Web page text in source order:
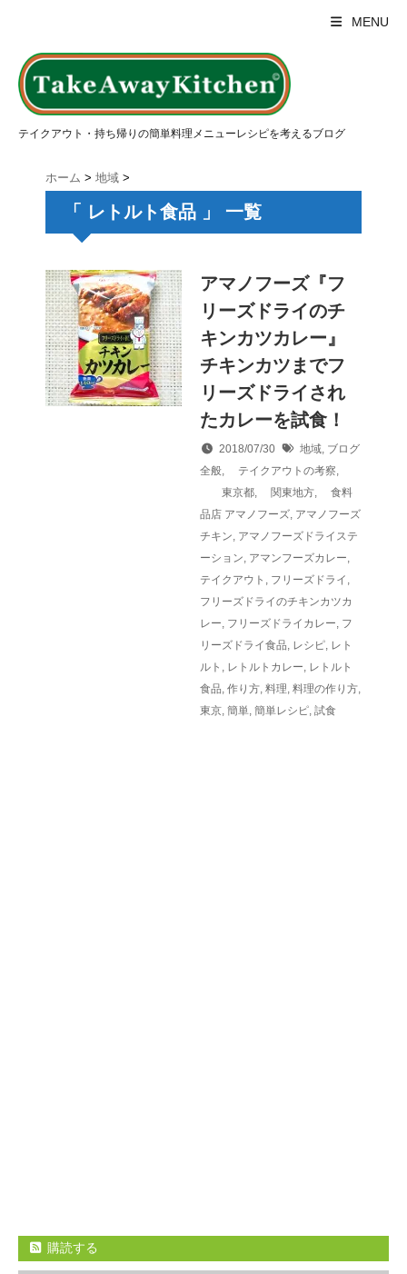
MENU
テイクアウト・持ち帰りの簡単料理メニューレシピを考えるブログ
ホーム > 地域 >
「 レトルト食品 」 一覧
アマノフーズ『フ
リーズドライのチ
キンカツカレー』
チキンカツまでフ
リーズドライされ
たカレーを試食！
2018/07/30 地域, ブログ
全般, テイクアウトの考察,
東京都, 関東地方,
食料
品店 アマノフーズ, アマノフーズ
チキン, アマノフーズドライステ
ーション, アマンフーズカレー,
テイクアウト , フリーズドライ ,
フリーズドライのチキンカツカ
レー, フリーズドライカレー, フ
リーズドライ食品, レシピ, レト
ルト , レトルトカレー, レトルト
食品, 作り方, 料理, 料理の作り方,
東京, 簡単, 簡単レシピ, 試食
購読する